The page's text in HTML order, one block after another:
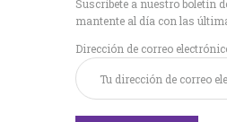
Suscríbete a nuestro boletín
mantente al día con las
Dirección de correo